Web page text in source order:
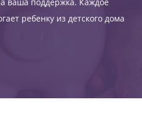
ребенку из детского дома